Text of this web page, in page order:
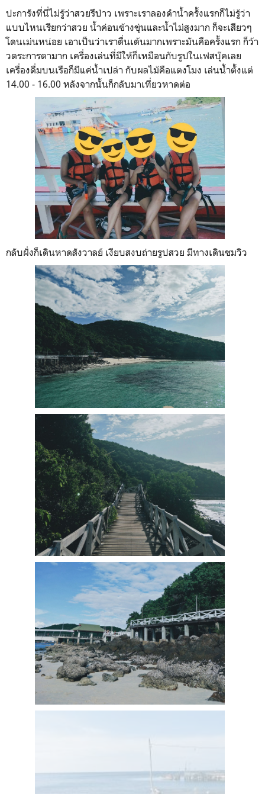
ปะการังที่นี่ไม่รู้ว่าสวยรึป่าว เพราะเราลองดำน้ำครั้งแรกก็ไม่รู้ว่า
แบบไหนเรียกว่าสวย น้ำค่อนข้างขุ่นและน้ำไม่สูงมาก ก็จะเสียวๆ
โดนเม่นหน่อย เอาเป็นว่าเราตื่นเต้นมากเพราะมันคือครั้งแรก ก็ว้า
วตระการตามาก เครื่องเล่นที่มีให้ก็เหมือนกับรูปในเฟสบุ๊คเลย
เครื่องดื่มบนเรือก็มีแค่น้ำเปล่า กับผลไม้คือแตงโมง เล่นน้ำตั้งแต่
14.00 - 16.00 หลังจากนั้นก็กลับมาเที่ยวหาดต่อ
กลับฝั่งก็เดินหาดสังวาลย์ เงียบสงบถ่ายรูปสวย มีทางเดินชมวิว